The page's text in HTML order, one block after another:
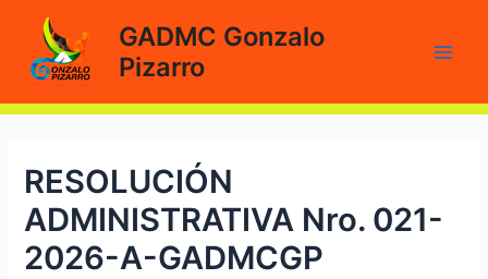
contenido
GADMC Gonzalo
Pizarro
RESOLUCIÓN
ADMINISTRATIVA Nro. 021-
2026-A-GADMCGP